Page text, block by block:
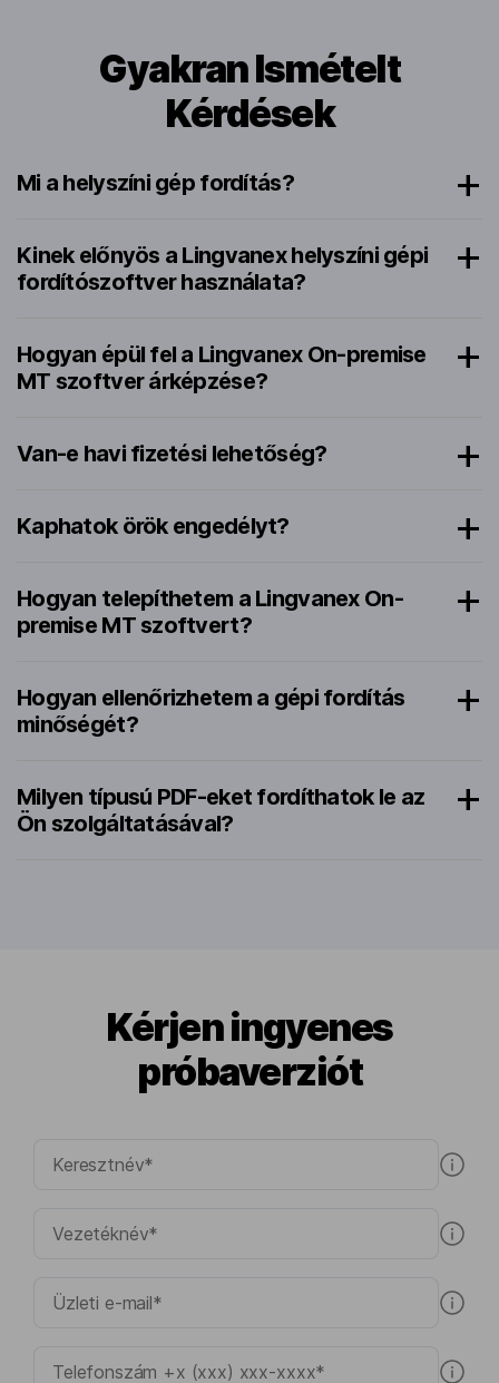
Gyakran Ismételt
Kérdések
Mi a helyszíni gép fordítás?
Kinek előnyös a Lingvanex helyszíni gépi
fordítószoftver használata?
Hogyan épül fel a Lingvanex On-premise
MT szoftver árképzése?
Van-e havi fizetési lehetőség?
Kaphatok örök engedélyt?
Hogyan telepíthetem a Lingvanex On-
premise MT szoftvert?
Hogyan ellenőrizhetem a gépi fordítás
minőségét?
Milyen típusú PDF-eket fordíthatok le az
Ön szolgáltatásával?
Kérjen ingyenes
próbaverziót